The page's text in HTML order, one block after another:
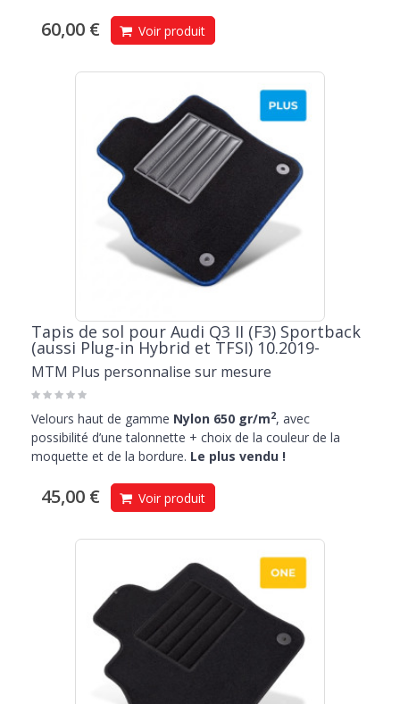
60,00 € Voir produit
Tapis de sol pour Audi Q3 II (F3) Sportback
(aussi Plug-in Hybrid et TFSI) 10.2019-
MTM Plus personnalise sur mesure
Velours haut de gamme Nylon 650 gr/m2, avec
possibilité d’une talonnette + choix de la couleur de la
moquette et de la bordure. Le plus vendu !
45,00 € Voir produit